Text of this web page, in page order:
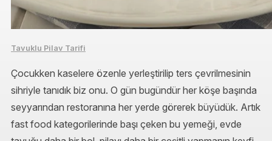
Tavuklu Pilav Tarifi
Çocukken kaselere özenle yerleştirilip ters çevrilmesinin
sihriyle tanıdık biz onu. O gün bugündür her köşe başında
seyyarından restoranına her yerde görerek büyüdük. Artık
fast food kategorilerinde başı çeken bu yemeği, evde